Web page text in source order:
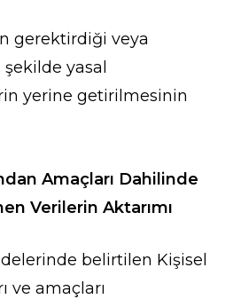
gerektirdiği veya
şekilde yasal
yerine getirilmesinin
Amaçları Dahilinde
Verilerin Aktarımı
belirtilen Kişisel
ve amaçları